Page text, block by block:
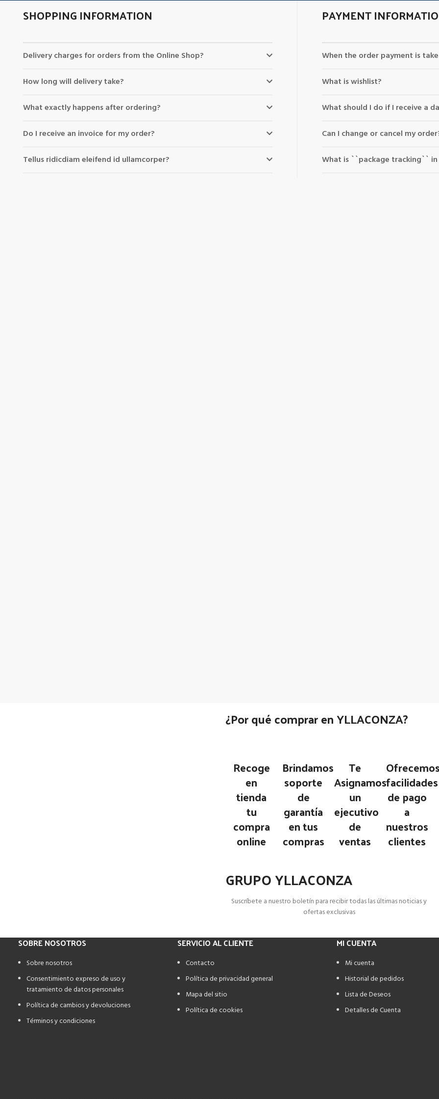
SHOPPING INFORMATION
Delivery charges for orders from the Online Shop?
How long will delivery take?
What exactly happens after ordering?
Do I receive an invoice for my order?
Tellus ridicdiam eleifend id ullamcorper?
PAYMENT
When the order payment is
What is wishlist?
What should I do if I receive a
Can I change or cancel my
What is ``package tracking`` in
¿Por qué comprar en YLLACONZA?
Recoge
en
tienda
tu
compra
online
Brindamos
soporte
de
garantía
en tus
compras
Te
Asignamos
un
ejecutivo
de
ventas
facilidades
de pago
a
nuestros
clientes
GRUPO YLLACONZA
Suscríbete a nuestro boletín para recibir todas las últimas noticias y
ofertas exclusivas
SOBRE NOSOTROS
Sobre nosotros
Consentimiento expreso de uso y
tratamiento de datos personales
Política de cambios y devoluciones
Términos y condiciones
SERVICIO AL CLIENTE
Contacto
Política de privacidad general
Mapa del sitio
Política de cookies
MI CUENTA
Mi cuenta
Historial de pedidos
Lista de Deseos
Detalles de Cuenta